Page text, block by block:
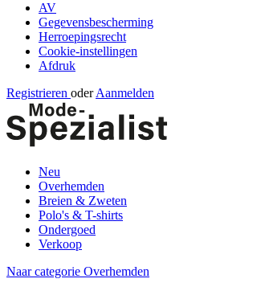
AV
Gegevensbescherming
Herroepingsrecht
Cookie-instellingen
Afdruk
Registrieren oder Aanmelden
Neu
Overhemden
Breien & Zweten
Polo's & T-shirts
Ondergoed
Verkoop
Naar categorie Overhemden